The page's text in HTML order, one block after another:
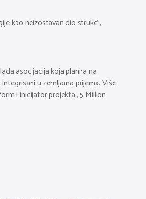
kao neizostavan dio struke”,
asocijacija koja planira na
u zemljama prijema. Više
i inicijator projekta „5 Million